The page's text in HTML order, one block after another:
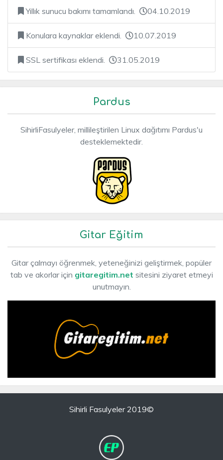
Yıllık sunucu bakımı tamamlandı. 04.10.2019
Konulara kaynaklar eklendi. 10.07.2019
SSL sertifikası eklendi. 31.05.2019
Pardus
SihirliFasulyeler, millileştirilen Linux dağıtımı Pardus'u
desteklemektedir.
Gitar Eğitim
Gitar çalmayı öğrenmek, yeteneğinizi geliştirmek, popüler
tab ve akorlar için gitaregitim.net sitesini ziyaret etmeyi
unutmayın.
Sihirli Fasulyeler 2019©